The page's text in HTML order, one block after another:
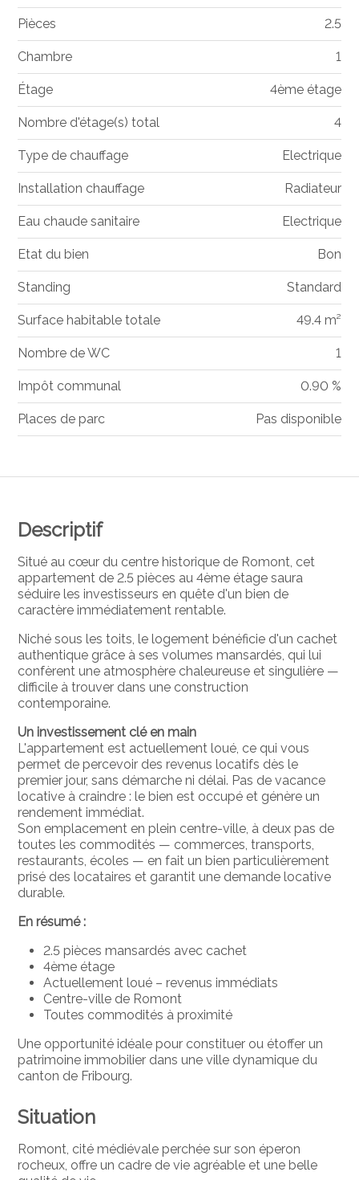
Descriptif
Situé au cœur du centre historique de Romont, cet
appartement de 2.5 pièces au 4ème étage saura
séduire les investisseurs en quête d'un bien de
caractère immédiatement rentable.
Niché sous les toits, le logement bénéficie d'un cachet
authentique grâce à ses volumes mansardés, qui lui
confèrent une atmosphère chaleureuse et singulière —
difficile à trouver dans une construction
contemporaine.
Un investissement clé en main
L'appartement est actuellement loué, ce qui vous
permet de percevoir des revenus locatifs dès le
premier jour, sans démarche ni délai. Pas de vacance
locative à craindre : le bien est occupé et génère un
rendement immédiat.
Son emplacement en plein centre-ville, à deux pas de
toutes les commodités — commerces, transports,
restaurants, écoles — en fait un bien particulièrement
prisé des locataires et garantit une demande locative
durable.
En résumé :
2.5 pièces mansardés avec cachet
4ème étage
Actuellement loué – revenus immédiats
Centre-ville de Romont
Toutes commodités à proximité
Une opportunité idéale pour constituer ou étoffer un
patrimoine immobilier dans une ville dynamique du
canton de Fribourg.
Situation
Romont, cité médiévale perchée sur son éperon
rocheux, offre un cadre de vie agréable et une belle
Pièces 2.5
Chambre 1
Étage 4ème étage
Nombre d'étage(s) total 4
Type de chauffage Electrique
Installation chauffage Radiateur
Eau chaude sanitaire Electrique
Etat du bien Bon
Standing Standard
Surface habitable totale 49.4 m²
Nombre de WC 1
Impôt communal 0.90 %
Places de parc Pas disponible